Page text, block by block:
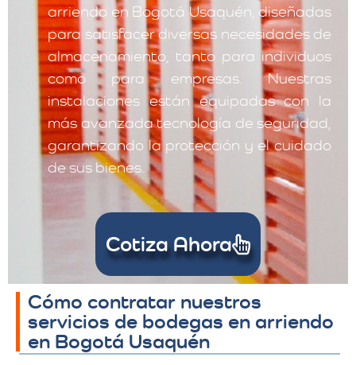
arriendo en Bogotá Usaquén, diseñadas
para satisfacer diversas necesidades de
almacenamiento, tanto para individuos
como para empresas. Nuestras
instalaciones están equipadas con la
más avanzada tecnología de seguridad,
garantizando la protección y el cuidado
de sus bienes.
Cotiza Ahora
Cómo contratar nuestros
servicios de bodegas en arriendo
en Bogotá Usaquén